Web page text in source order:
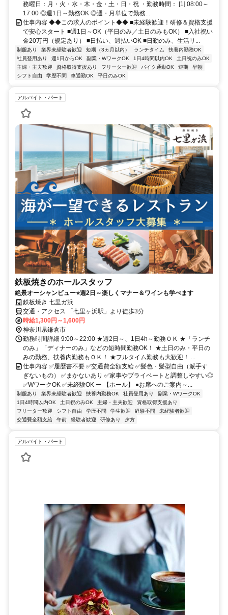
務曜日：月・火・水・木・金・土・日・祝 ・勤務時間： [1] 08:00～
17:00 ◎週1日～勤務OK ◎週・月単位で勤務...
仕事内容 ◆◆この求人のポイント◆◆ ■未経験歓迎！研修＆資格支援
で安心スタート ■週1日～OK（平日のみ／土日のみもOK） ■入社祝い
金20万円（規定あり） ■日払い、週払いOK ■日勤のみ、生活リ...
制服あり 業界未経験者歓迎 短期（3ヵ月以内） ランチタイム
扶養内勤務OK
社員登用あり
週1日からOK 副業・WワークOK 1日4時間以内OK
土日祝のみOK
主婦・主夫歓迎
資格取得支援あり フリーター歓迎 バイク通勤OK 短期
早朝
シフト自由
学歴不問 車通勤OK 平日のみOK
アルバイト・パート
鉄板焼きのホールスタッフ
絶景オーシャンビュー⭐週2日～楽しくマナー＆ワインも学べます
鉄板焼き 七里ガ浜
交通・アクセス 「七里ヶ浜駅」より徒歩3分
時給1,300円～1,600円
神奈川県鎌倉市
勤務時間詳細 9:00～22:00 ★週2日～、1日4h～勤務ＯＫ ★「ランチ
のみ」「ディナーのみ」などの短時間勤務OK！ ★土日のみ・平日の
みの勤務、扶養内勤務もＯＫ！ ★フルタイム勤務も大歓迎！ ...
仕事内容 ✅履歴書不要 ✅交通費全額支給 ✅髪色・髪型自由（派手す
ぎないもの） ✅まかないあり ✅家事やプライベートと調整しやすい◎
✅WワークOK ✅未経験OK ー 【ホール】 ●お席へのご案内～...
制服あり 業界未経験者歓迎 扶養内勤務OK 社員登用あり
副業・WワークOK
1日4時間以内OK
土日祝のみOK 主婦・主夫歓迎
資格取得支援あり
フリーター歓迎
シフト自由 学歴不問 学生歓迎 経験不問
未経験者歓迎
交通費全額支給
午前 経験者歓迎 研修あり 夕方
アルバイト・パート